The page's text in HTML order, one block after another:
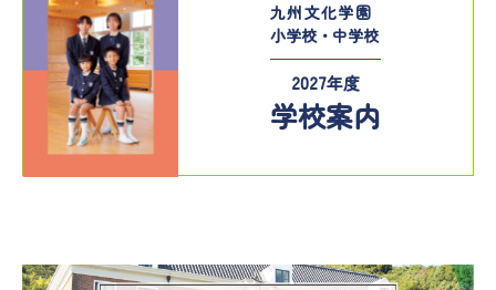
九州文化学園
小学校・中学校
2027年度
学校案内